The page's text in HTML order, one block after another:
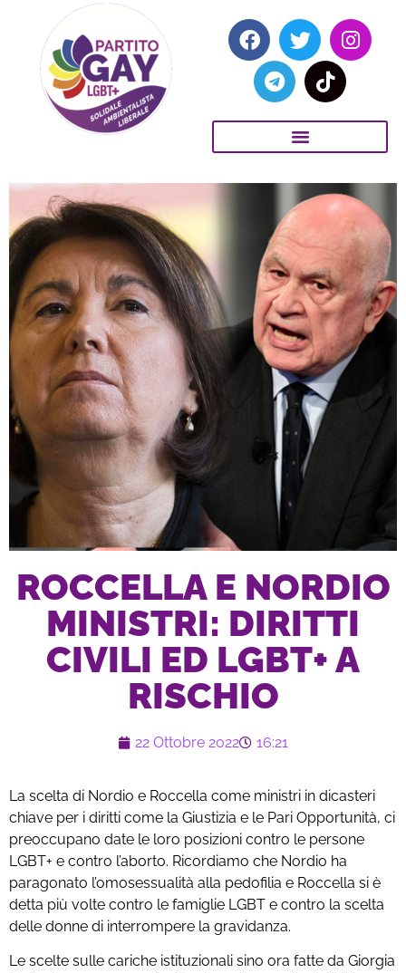
ROCCELLA E NORDIO
MINISTRI: DIRITTI
CIVILI ED LGBT+ A
RISCHIO
22 Ottobre 2022 16:21
La scelta di Nordio e Roccella come ministri in dicasteri
chiave per i diritti come la Giustizia e le Pari Opportunità, ci
preoccupano date le loro posizioni contro le persone
LGBT+ e contro l’aborto. Ricordiamo che Nordio ha
paragonato l’omosessualità alla pedofilia e Roccella si è
detta più volte contro le famiglie LGBT e contro la scelta
delle donne di interrompere la gravidanza.
Le scelte sulle cariche istituzionali sino ora fatte da Giorgia